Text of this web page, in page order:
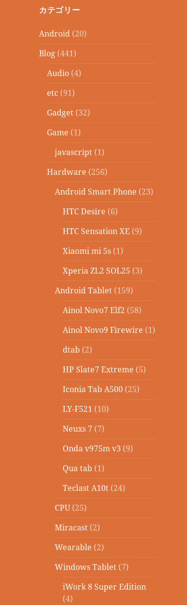
カテゴリー
Android (20)
Blog (441)
Audio (4)
etc (91)
Gadget (32)
Game (1)
javascript (1)
Hardware (256)
Android Smart Phone (23)
HTC Desire (6)
HTC Sensation XE (9)
Xiaomi mi 5s (1)
Xperia ZL2 SOL25 (3)
Android Tablet (159)
Ainol Novo7 Elf2 (58)
Ainol Novo9 Firewire (1)
dtab (2)
HP Slate7 Extreme (5)
Iconia Tab A500 (25)
LY-F521 (10)
Neuxs 7 (7)
Onda v975m v3 (9)
Qua tab (1)
Teclast A10t (24)
CPU(25)
Miracast (2)
Wearable (2)
Windows Tablet (7)
iWork 8 Super Edition
(4)